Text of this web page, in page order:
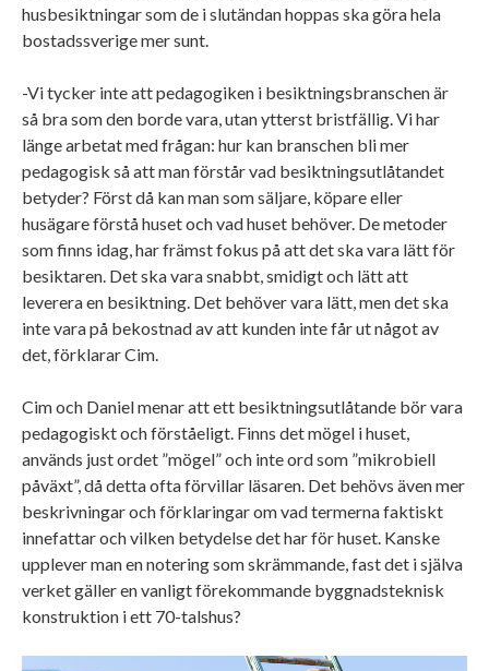
husbesiktningar som de i slutändan hoppas ska göra hela
bostadssverige mer sunt.
-Vi tycker inte att pedagogiken i besiktningsbranschen är
så bra som den borde vara, utan ytterst bristfällig. Vi har
länge arbetat med frågan: hur kan branschen bli mer
pedagogisk så att man förstår vad besiktningsutlåtandet
betyder? Först då kan man som säljare, köpare eller
husägare förstå huset och vad huset behöver. De metoder
som finns idag, har främst fokus på att det ska vara lätt för
besiktaren. Det ska vara snabbt, smidigt och lätt att
leverera en besiktning. Det behöver vara lätt, men det ska
inte vara på bekostnad av att kunden inte får ut något av
det, förklarar Cim.
Cim och Daniel menar att ett besiktningsutlåtande bör vara
pedagogiskt och förståeligt. Finns det mögel i huset,
används just ordet ”mögel” och inte ord som ”mikrobiell
påväxt”, då detta ofta förvillar läsaren. Det behövs även mer
beskrivningar och förklaringar om vad termerna faktiskt
innefattar och vilken betydelse det har för huset. Kanske
upplever man en notering som skrämmande, fast det i själva
verket gäller en vanligt förekommande byggnadsteknisk
konstruktion i ett 70-talshus?